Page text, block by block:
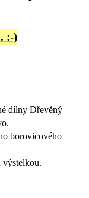
:-)
dílny Dřevěný
borovicového
výstelkou.